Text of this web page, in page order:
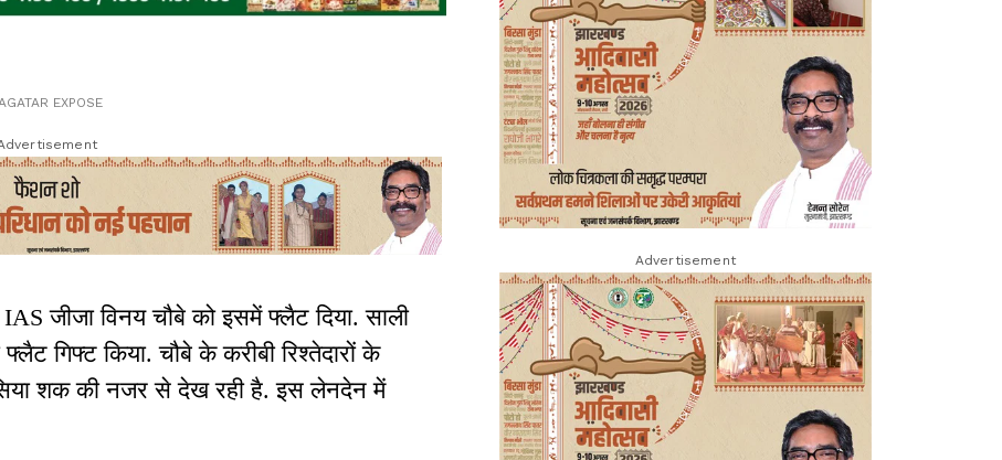
EXPOSE
जीजा विनय चौबे को इसमें फ्लैट दिया. साली
गिफ्ट किया. चौबे के करीबी रिश्तेदारों के
शक की नजर से देख रही है. इस लेनदेन में
Advertisement